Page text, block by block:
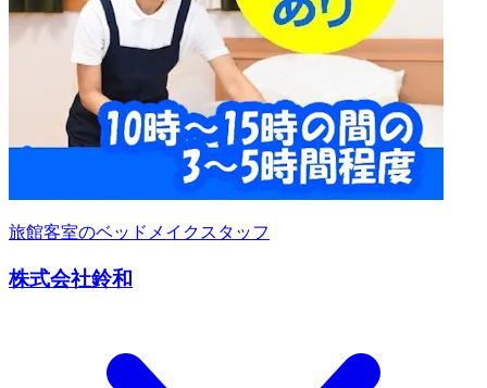
旅館客室のベッドメイクスタッフ
株式会社鈴和